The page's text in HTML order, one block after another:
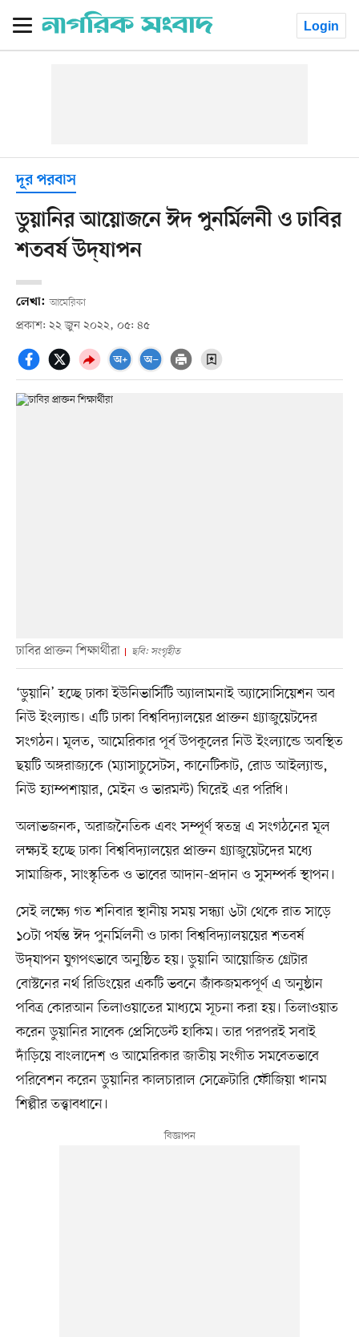
Login
দূর পরবাস
ডুয়ানির আয়োজনে ঈদ পুনর্মিলনী ও ঢাবির
শতবর্ষ উদ্‌যাপন
লেখা: আমেরিকা
প্রকাশ: ২২ জুন ২০২২, ০৫: ৪৫
ঢাবির প্রাক্তন শিক্ষার্থীরা ছবি: সংগৃহীত
‘ডুয়ানি’ হচ্ছে ঢাকা ইউনিভার্সিটি অ্যালামনাই অ্যাসোসিয়েশন অব
নিউ ইংল্যান্ড। এটি ঢাকা বিশ্ববিদ্যালয়ের প্রাক্তন গ্র্যাজুয়েটদের
সংগঠন। মূলত, আমেরিকার পূর্ব উপকূলের নিউ ইংল্যান্ডে অবস্থিত
ছয়টি অঙ্গরাজ্যকে (ম্যাসাচুসেটস, কানেটিকাট, রোড আইল্যান্ড,
নিউ হ্যাম্পশায়ার, মেইন ও ভারমন্ট) ঘিরেই এর পরিধি।
অলাভজনক, অরাজনৈতিক এবং সম্পূর্ণ স্বতন্ত্র এ সংগঠনের মূল
লক্ষ্যই হচ্ছে ঢাকা বিশ্ববিদ্যালয়ের প্রাক্তন গ্র্যাজুয়েটদের মধ্যে
সামাজিক, সাংস্কৃতিক ও ভাবের আদান-প্রদান ও সুসম্পর্ক স্থাপন।
সেই লক্ষ্যে গত শনিবার স্থানীয় সময় সন্ধ্যা ৬টা থেকে রাত সাড়ে
১০টা পর্যন্ত ঈদ পুনর্মিলনী ও ঢাকা বিশ্ববিদ্যালয়য়ের শতবর্ষ
উদ্‌যাপন যুগপৎভাবে অনুষ্ঠিত হয়। ডুয়ানি আয়োজিত গ্রেটার
বোস্টনের নর্থ রিডিংয়ের একটি ভবনে জাঁকজমকপূর্ণ এ অনুষ্ঠান
পবিত্র কোরআন তিলাওয়াতের মাধ্যমে সূচনা করা হয়। তিলাওয়াত
করেন ডুয়ানির সাবেক প্রেসিডেন্ট হাকিম। তার পরপরই সবাই
দাঁড়িয়ে বাংলাদেশ ও আমেরিকার জাতীয় সংগীত সমবেতভাবে
পরিবেশন করেন ডুয়ানির কালচারাল সেক্রেটারি ফৌজিয়া খানম
শিল্পীর তত্ত্বাবধানে।